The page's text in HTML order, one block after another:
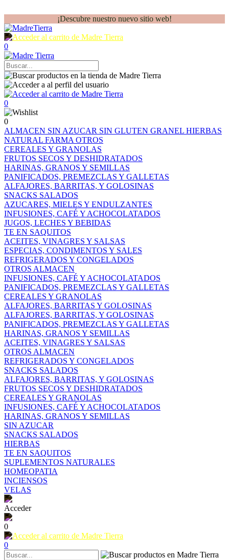
¡Descubre nuestro nuevo sitio web!
0
0
0
ALMACEN SIN AZUCAR SIN GLUTEN GRANEL HIERBAS
NATURAL FARMA OTROS
CEREALES Y GRANOLAS
FRUTOS SECOS Y DESHIDRATADOS
HARINAS, GRANOS Y SEMILLAS
PANIFICADOS, PREMEZCLAS Y GALLETAS
ALFAJORES, BARRITAS, Y GOLOSINAS
SNACKS SALADOS
AZUCARES, MIELES Y ENDULZANTES
INFUSIONES, CAFÉ Y ACHOCOLATADOS
JUGOS, LECHES Y BEBIDAS
TE EN SAQUITOS
ACEITES, VINAGRES Y SALSAS
ESPECIAS, CONDIMENTOS Y SALES
REFRIGERADOS Y CONGELADOS
OTROS ALMACEN
INFUSIONES, CAFÉ Y ACHOCOLATADOS
PANIFICADOS, PREMEZCLAS Y GALLETAS
CEREALES Y GRANOLAS
ALFAJORES, BARRITAS Y GOLOSINAS
ALFAJORES, BARRITAS, Y GOLOSINAS
PANIFICADOS, PREMEZCLAS Y GALLETAS
HARINAS, GRANOS Y SEMILLAS
ACEITES, VINAGRES Y SALSAS
OTROS ALMACEN
REFRIGERADOS Y CONGELADOS
SNACKS SALADOS
ALFAJORES, BARRITAS, Y GOLOSINAS
FRUTOS SECOS Y DESHIDRATADOS
CEREALES Y GRANOLAS
INFUSIONES, CAFÉ Y ACHOCOLATADOS
HARINAS, GRANOS Y SEMILLAS
SIN AZUCAR
SNACKS SALADOS
HIERBAS
TE EN SAQUITOS
SUPLEMENTOS NATURALES
HOMEOPATIA
INCIENSOS
VELAS
Acceder
0
0